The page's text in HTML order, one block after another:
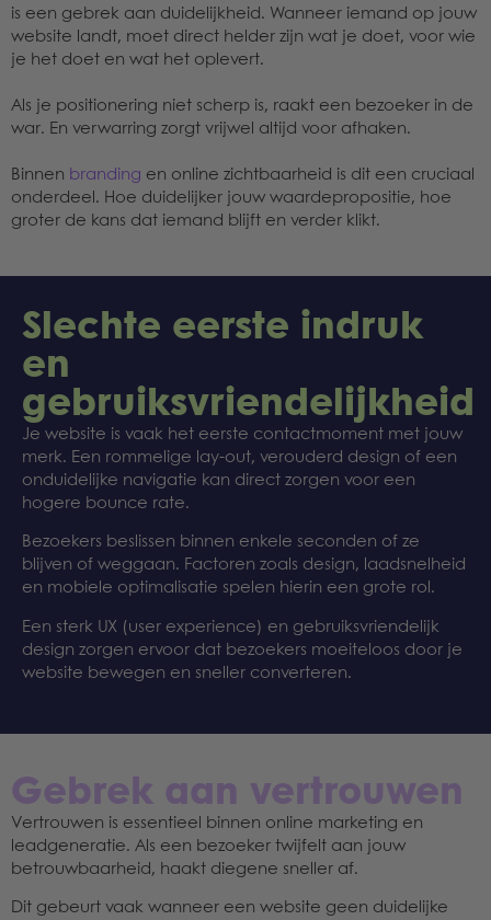
is een gebrek aan duidelijkheid. Wanneer iemand op jouw
website landt, moet direct helder zijn wat je doet, voor wie
je het doet en wat het oplevert.
Als je positionering niet scherp is, raakt een bezoeker in de
war. En verwarring zorgt vrijwel altijd voor afhaken.
Binnen branding en online zichtbaarheid is dit een cruciaal
onderdeel. Hoe duidelijker jouw waardepropositie, hoe
groter de kans dat iemand blijft en verder klikt.
Slechte eerste indruk
en
gebruiksvriendelijkheid
Je website is vaak het eerste contactmoment met jouw
merk. Een rommelige lay-out, verouderd design of een
onduidelijke navigatie kan direct zorgen voor een
hogere bounce rate.
Bezoekers beslissen binnen enkele seconden of ze
blijven of weggaan. Factoren zoals design, laadsnelheid
en mobiele optimalisatie spelen hierin een grote rol.
Een sterk UX (user experience) en gebruiksvriendelijk
design zorgen ervoor dat bezoekers moeiteloos door je
website bewegen en sneller converteren.
Gebrek aan vertrouwen
Vertrouwen is essentieel binnen online marketing en
leadgeneratie. Als een bezoeker twijfelt aan jouw
betrouwbaarheid, haakt diegene sneller af.
Dit gebeurt vaak wanneer een website geen duidelijke